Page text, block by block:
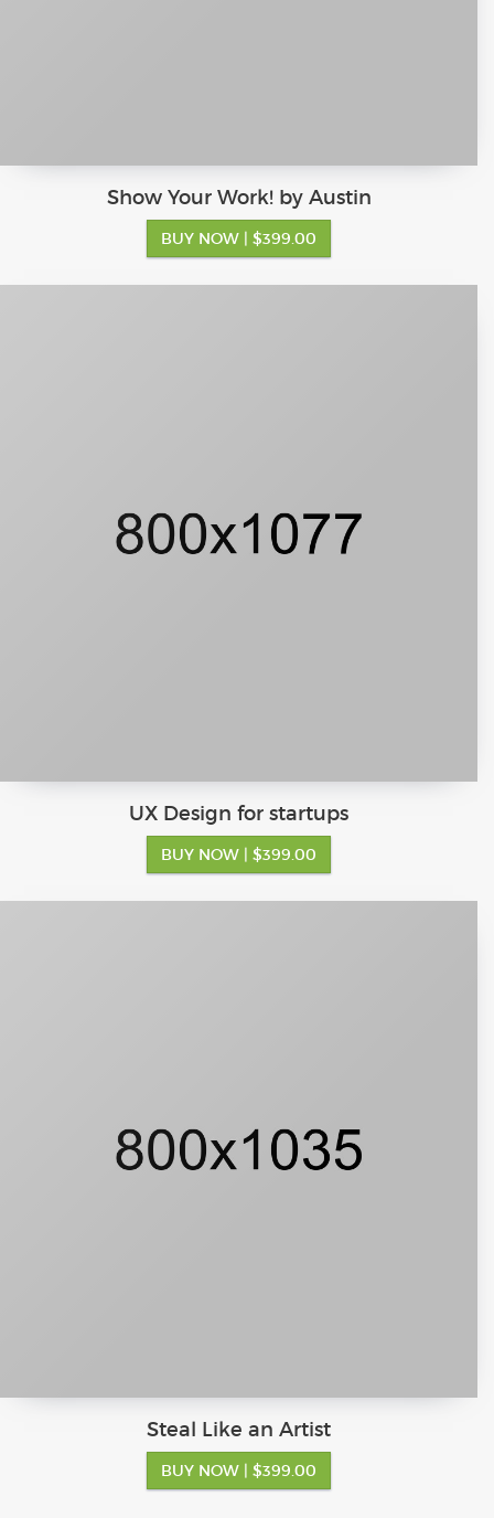
Show Your Work! by Austin
BUY NOW | $399.00
UX Design for startups
BUY NOW | $399.00
Steal Like an Artist
BUY NOW | $399.00